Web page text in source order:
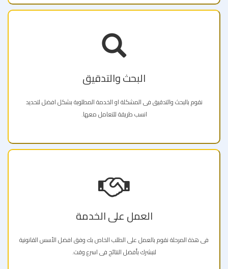
البحث والتدقيق
نقوم بالبحث والتدقيق فى المشكلة او الخدمة المطلوبة بشكل افضل لتحديد
انسب طريقة للتعامل معها.
العمل على الخدمة
فى هذة المرحلة نقوم بالعمل على الطلب الخاص بك وفق افضل الأسس القانونية
لنبشرك بأفضل النتائج فى اسرع وقت.